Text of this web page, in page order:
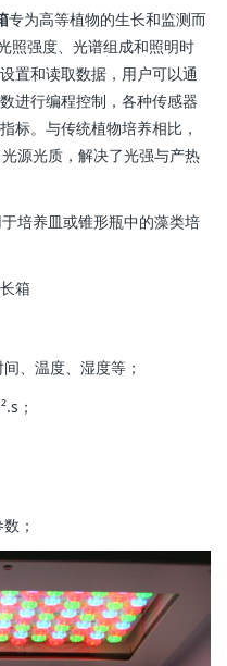
专为高等植物的生长和监测而
照强度、光谱组成和照明时
置和读取数据，用户可以通
进行编程控制，各种传感器
标。与传统植物培养相比，
源光质，解决了光强与产热
培养皿或锥形瓶中的藻类培
、温度、湿度等；
；
；